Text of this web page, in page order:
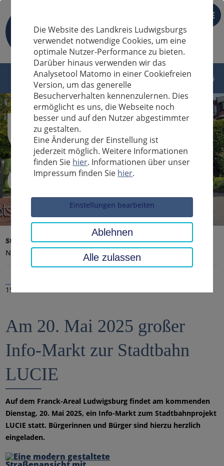
DE
Sucheingabe
Startseite Landratsamt, Landkreis
Aktuelles
Nachrichten
15.05.2025
Am 20. Mai 2025 großer
Info-Markt zur Stadtbahn
LUCIE
Auf dem Franck-Areal Ludwigsburg findet am kommenden
Dienstag, 20. Mai 2025, ein Info-Markt zum Stadtbahnprojekt
LUCIE statt. Bürgerinnen und Bürger sind hierzu herzlich
eingeladen.
Die Website des Landkreis Ludwigsburgs
verwendet notwendige Cookies, um eine
optimale Nutzer-Performance zu bieten.
Darüber hinaus verwenden wir das
Analysetool Matomo in einer Cookiefreien
Version, um das generelle
Besucherverhalten kennenzulernen. Dies
ermöglicht es uns, die Webseite noch
besser und auf den Nutzer abgestimmter
zu gestalten.
Eine Änderung der Einstellung ist
jederzeit möglich. Weitere Informationen
finden Sie hier. Informationen über unser
Impressum finden Sie hier.
Einstellungen bearbeiten
Ablehnen
Alle zulassen